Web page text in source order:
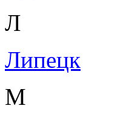
Л
Липецк
М